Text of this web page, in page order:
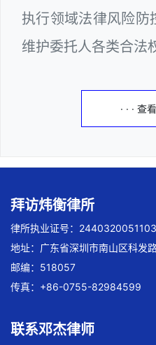
执行领域法律风险防
维护委托人各类合法
· · · 查
拜访炜衡律所
律所执业证号：
地址：广东省深圳市南山区科发
邮编：518057
传真：+86-0755-82984599
联系邓杰律师